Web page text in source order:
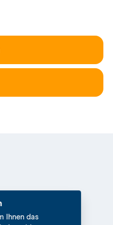
Ihnen das